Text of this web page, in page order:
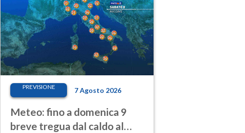
PREVISIONE 7 Agosto 2026
Meteo: fino a domenica 9
breve tregua dal caldo al